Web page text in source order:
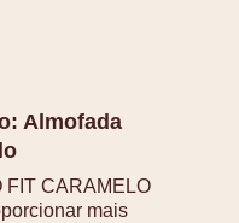
Almofada
FIT CARAMELO
mais